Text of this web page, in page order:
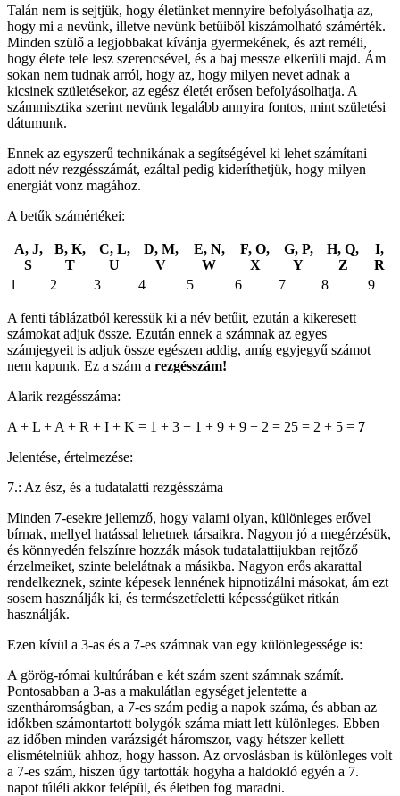
Talán nem is sejtjük, hogy életünket mennyire befolyásolhatja az,
hogy mi a nevünk, illetve nevünk betűiből kiszámolható számérték.
Minden szülő a legjobbakat kívánja gyermekének, és azt reméli,
hogy élete tele lesz szerencsével, és a baj messze elkerüli majd. Ám
sokan nem tudnak arról, hogy az, hogy milyen nevet adnak a
kicsinek születésekor, az egész életét erősen befolyásolhatja. A
számmisztika szerint nevünk legalább annyira fontos, mint születési
dátumunk.
Ennek az egyszerű technikának a segítségével ki lehet számítani
adott név rezgésszámát, ezáltal pedig kideríthetjük, hogy milyen
energiát vonz magához.
A betűk számértékei:
A, J,
S
B, K,
T
C, L,
U
D, M,
V
E, N,
W
F, O,
X
G, P,
Y
H, Q,
Z
I,
R
1
2 3 4 5 6 7 8 9
A fenti táblázatból keressük ki a név betűit, ezután a kikeresett
számokat adjuk össze. Ezután ennek a számnak az egyes
számjegyeit is adjuk össze egészen addig, amíg egyjegyű számot
nem kapunk. Ez a szám a rezgésszám!
Alarik rezgésszáma:
A + L + A + R + I + K = 1 + 3 + 1 + 9 + 9 + 2 = 25 = 2 + 5 = 7
Jelentése, értelmezése:
7.: Az ész, és a tudatalatti rezgésszáma
Minden 7-esekre jellemző, hogy valami olyan, különleges erővel
bírnak, mellyel hatással lehetnek társaikra. Nagyon jó a megérzésük,
és könnyedén felszínre hozzák mások tudatalattijukban rejtőző
érzelmeiket, szinte belelátnak a másikba. Nagyon erős akarattal
rendelkeznek, szinte képesek lennének hipnotizálni másokat, ám ezt
sosem használják ki, és természetfeletti képességüket ritkán
használják.
Ezen kívül a 3-as és a 7-es számnak van egy különlegessége is:
A görög-római kultúrában e két szám szent számnak számít.
Pontosabban a 3-as a makulátlan egységet jelentette a
szentháromságban, a 7-es szám pedig a napok száma, és abban az
időkben számontartott bolygók száma miatt lett különleges. Ebben
az időben minden varázsigét háromszor, vagy hétszer kellett
elismételniük ahhoz, hogy hasson. Az orvoslásban is különleges volt
a 7-es szám, hiszen úgy tartották hogyha a haldokló egyén a 7.
napot túléli akkor felépül, és életben fog maradni.